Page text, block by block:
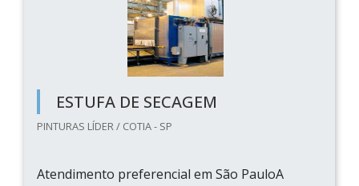
ESTUFA DE SECAGEM
PINTURAS LÍDER / COTIA - SP
Atendimento preferencial em São PauloA